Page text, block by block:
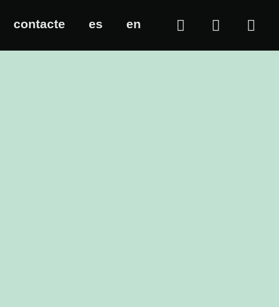
contacte es en